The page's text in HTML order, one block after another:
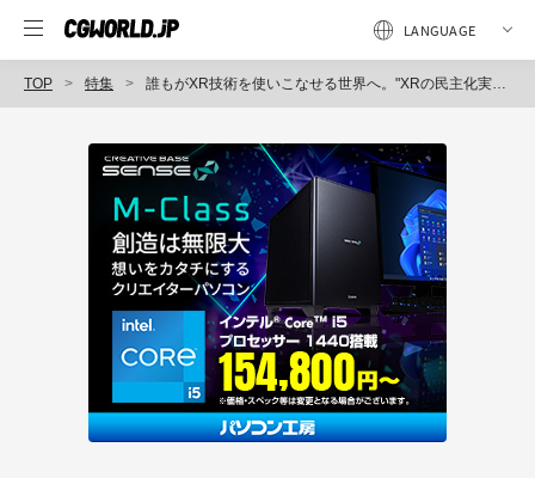
TOP 特集 誰もがXR技術を使いこなせる世界へ。"XRの民主化実現"に向けたDataMeshの取り組み〜CGWORLD デザインビズカンファレンス 2022夏（12）